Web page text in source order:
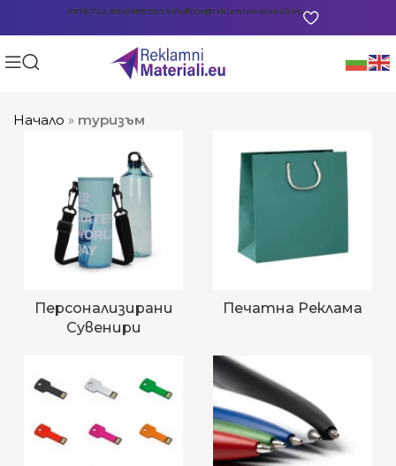
0878 722 8650888 903 601office@reklamnimateriali.eu
Начало » туризъм
Персонализирани
Сувенири
Печатна Реклама